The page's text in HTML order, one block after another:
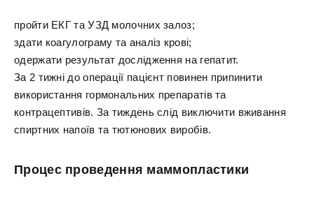
пройти ЕКГ та УЗД молочних залоз;
здати коагулограму та аналіз крові;
одержати результат дослідження на гепатит.
За 2 тижні до операції пацієнт повинен припинити
використання гормональних препаратів та
контрацептивів. За тиждень слід виключити вживання
спиртних напоїв та тютюнових виробів.
Процес проведення маммопластики